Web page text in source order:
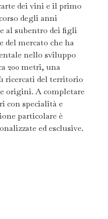
dei vini e il primo
degli anni
al subentro dei figli
del mercato che ha
nello sviluppo
200 metri, una
ricercati del territorio
origini. A completare
con specialità e
particolare è
ed esclusive.